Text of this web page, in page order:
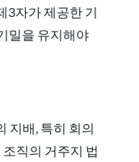
3자가 제공한 기
밀을 유지해야
지배, 특히 회의
직의 거주지 법